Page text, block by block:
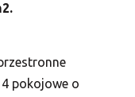
pokojowe o